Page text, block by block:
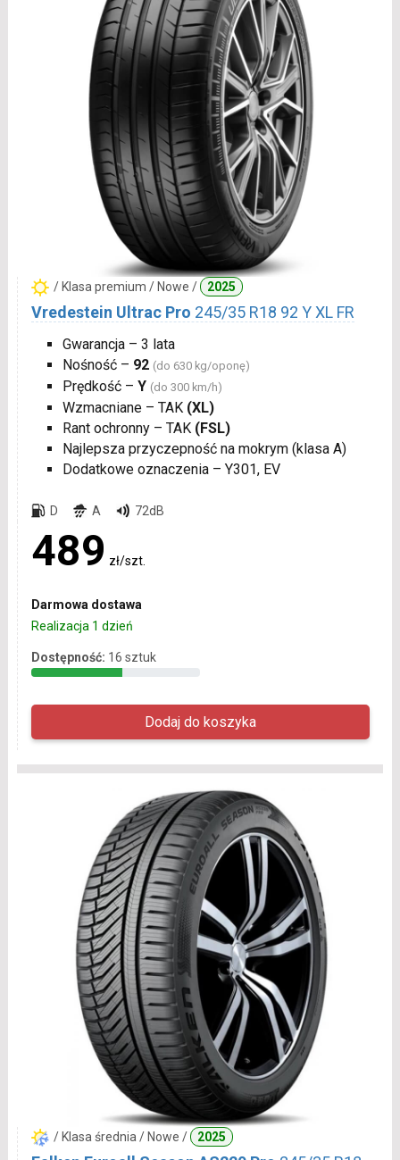
/ Klasa premium / Nowe / 2025
Vredestein Ultrac Pro 245/35 R18 92 Y XL FR
Gwarancja – 3 lata
Nośność – 92 (do 630 kg/oponę)
Prędkość – Y (do 300 km/h)
Wzmacniane – TAK (XL)
Rant ochronny – TAK (FSL)
Najlepsza przyczepność na mokrym (klasa A)
Dodatkowe oznaczenia – Y301, EV
D A 72dB
489 zł/szt.
Darmowa dostawa
Realizacja 1 dzień
Dostępność: 16 sztuk
/ Klasa średnia / Nowe / 2025